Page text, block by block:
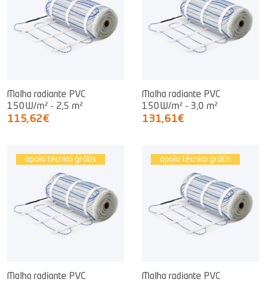
Malha radiante PVC
150W/m² - 2,5 m²
115,62€
Malha radiante PVC
150W/m² - 3,0 m²
131,61€
apoio técnico grátis
Malha radiante PVC
apoio técnico grátis
Malha radiante PVC